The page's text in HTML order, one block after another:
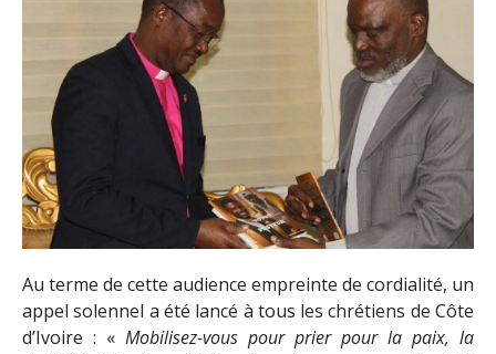
Au terme de cette audience empreinte de cordialité, un
appel solennel a été lancé à tous les chrétiens de Côte
d’Ivoire : « Mobilisez-vous pour prier pour la paix, la